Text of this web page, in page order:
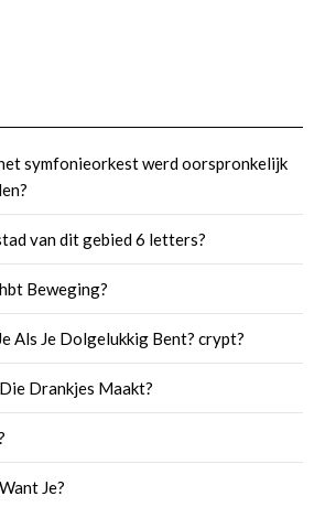
symfonieorkest werd oorspronkelijk
van dit gebied 6 letters?
Beweging?
Als Je Dolgelukkig Bent? crypt?
Drankjes Maakt?
Je?